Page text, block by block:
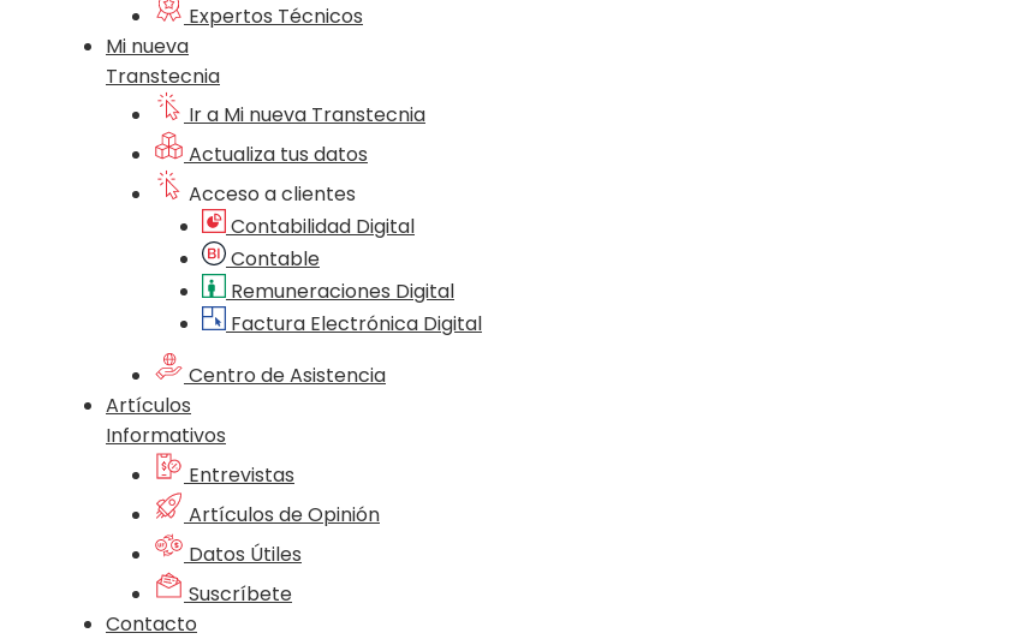
Expertos Técnicos
Mi nueva
Transtecnia
Ir a Mi nueva Transtecnia
Actualiza tus datos
Acceso a clientes
Contabilidad Digital
Contable
Remuneraciones Digital
Factura Electrónica Digital
Centro de Asistencia
Artículos
Informativos
Entrevistas
Artículos de Opinión
Datos Útiles
Suscríbete
Contacto